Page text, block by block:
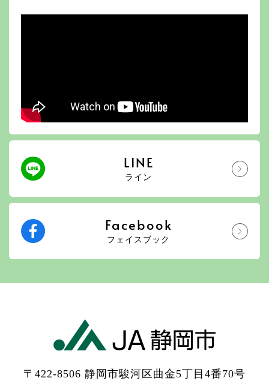
LINE
ライン
Facebook
フェイスブック
〒422-8506 静岡市駿河区曲金5丁目4番70号